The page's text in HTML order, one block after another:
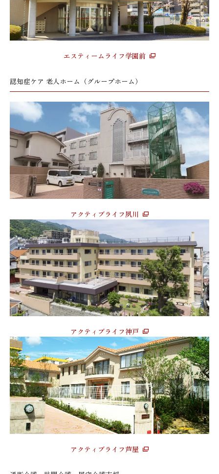
エスティームライフ学園前
認知症ケア 老人ホーム（グループホーム）
アクティブライフ夙川
アクティブライフ神戸
アクティブライフ芦屋